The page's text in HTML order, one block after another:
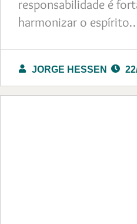
responsabilidade é
harmonizar o
JORGE HESSEN